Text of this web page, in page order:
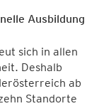
Ausbildung
sich in allen
Deshalb
ab
Standorte